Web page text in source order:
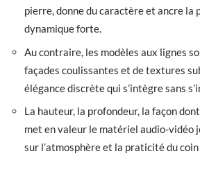
pierre, donne du caractère et ancre la
dynamique forte.
Au contraire, les modèles aux lignes
façades coulissantes et de textures
élégance discrète qui s’intègre sans
La hauteur, la profondeur, la façon
met en valeur le matériel audio-vidéo
sur l’atmosphère et la praticité du